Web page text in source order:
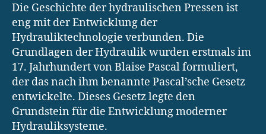
Die Geschichte der hydraulischen Pressen ist
eng mit der Entwicklung der
Hydrauliktechnologie verbunden. Die
Grundlagen der Hydraulik wurden erstmals im
17. Jahrhundert von Blaise Pascal formuliert,
der das nach ihm benannte Pascal’sche Gesetz
entwickelte. Dieses Gesetz legte den
Grundstein für die Entwicklung moderner
Hydrauliksysteme.